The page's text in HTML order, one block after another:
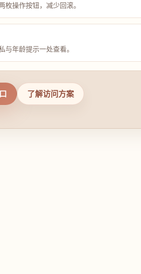
枚操作按钮，减少回滚。
与年龄提示一处查看。
了解访问方案